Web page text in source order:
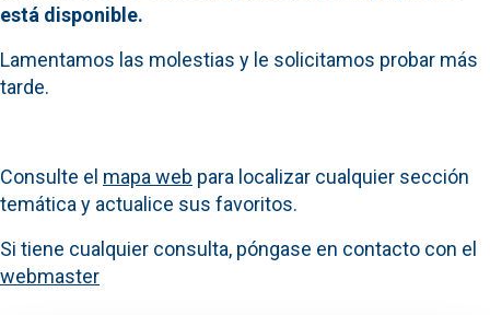
está disponible.
Lamentamos las molestias y le solicitamos probar más
tarde.
Consulte el mapa web para localizar cualquier sección
temática y actualice sus favoritos.
Si tiene cualquier consulta, póngase en contacto con el
webmaster